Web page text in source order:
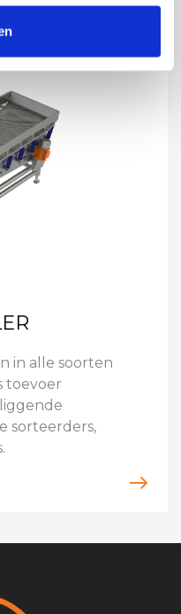
in alle soorten
toevoer
sorteerders,